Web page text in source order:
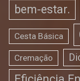
bem-estar.
Cesta Básica
Cremação